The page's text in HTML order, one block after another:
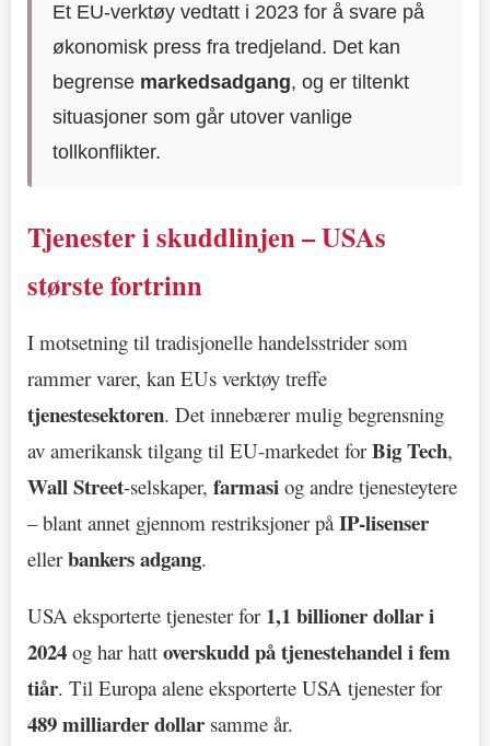
Et EU-verktøy vedtatt i 2023 for å svare på
økonomisk press fra tredjeland. Det kan
begrense markedsadgang, og er tiltenkt
situasjoner som går utover vanlige
tollkonflikter.
Tjenester i skuddlinjen – USAs
største fortrinn
I motsetning til tradisjonelle handelsstrider som
rammer varer, kan EUs verktøy treffe
tjenestesektoren. Det innebærer mulig begrensning
av amerikansk tilgang til EU-markedet forBig Tech,
Wall Street-selskaper, farmasi og andre tjenesteytere
– blant annet gjennom restriksjoner påIP-lisenser
ellerbankers adgang.
USA eksporterte tjenester for 1,1 billioner dollar i
2024 og har hatt overskudd på tjenestehandel i fem
tiår. Til Europa alene eksporterte USA tjenester for
489 milliarder dollar samme år.